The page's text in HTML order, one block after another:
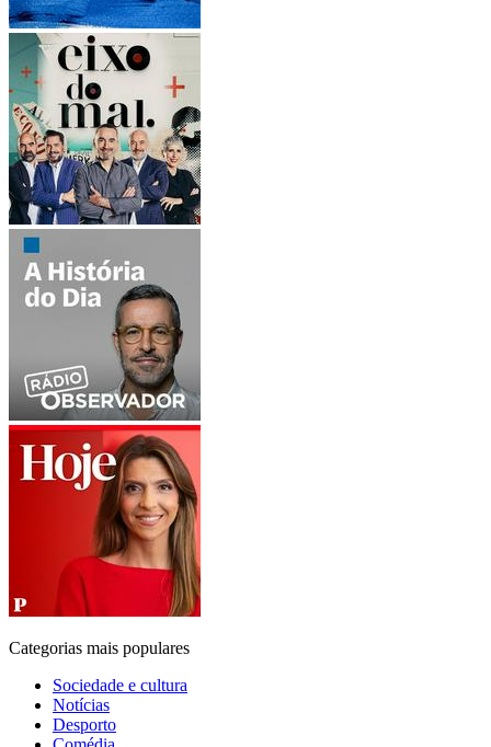
Categorias mais populares
Sociedade e cultura
Notícias
Desporto